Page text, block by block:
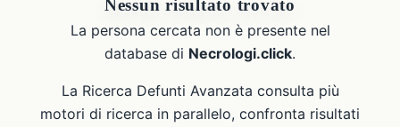
Nessun risultato trovato
La persona cercata non è presente nel
database di Necrologi.click.
La Ricerca Defunti Avanzata consulta più
motori di ricerca in parallelo, confronta risultati